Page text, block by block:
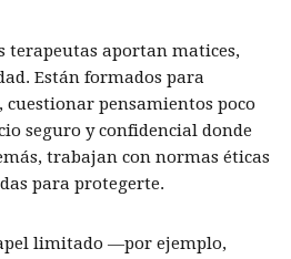
terapeutas aportan matices,
Están formados para
cuestionar pensamientos poco
seguro y confidencial donde
trabajan con normas éticas
para protegerte.
limitado —por ejemplo,